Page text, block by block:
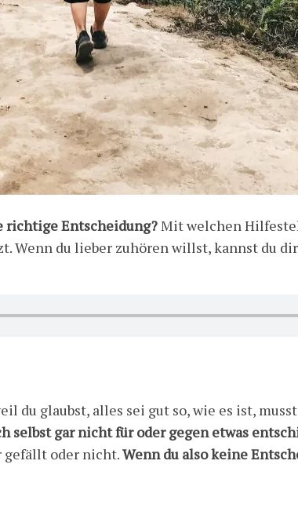
richtige Entscheidung?Mit welchen
du lieber zuhören willst, kannst du
du glaubst, alles sei gut so, wie es ist,
selbst gar nicht für oder gegen etwas
gefällt oder nicht.Wenn du also keine